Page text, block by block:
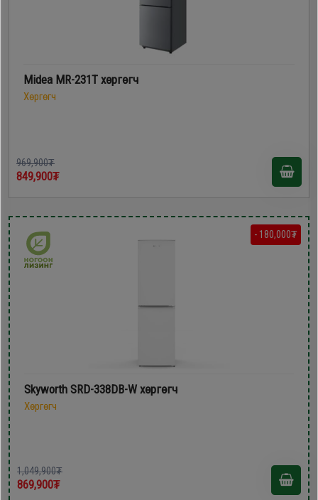
Midea MR-231T хөргөгч
Хөргөгч
969,900₮
849,900₮
- 180,000₮
Skyworth SRD-338DB-W хөргөгч
Хөргөгч
1,049,900₮
869,900₮